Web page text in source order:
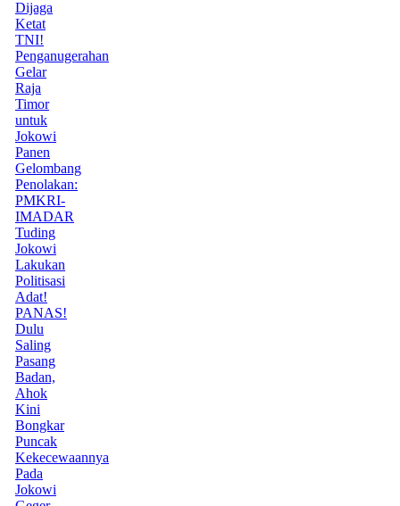
Dijaga
Ketat
TNI!
Penganugerahan
Gelar
Raja
Timor
untuk
Jokowi
Panen
Gelombang
Penolakan:
PMKRI-
IMADAR
Tuding
Jokowi
Lakukan
Politisasi
Adat!
PANAS!
Dulu
Saling
Pasang
Badan,
Ahok
Kini
Bongkar
Puncak
Kekecewaannya
Pada
Jokowi